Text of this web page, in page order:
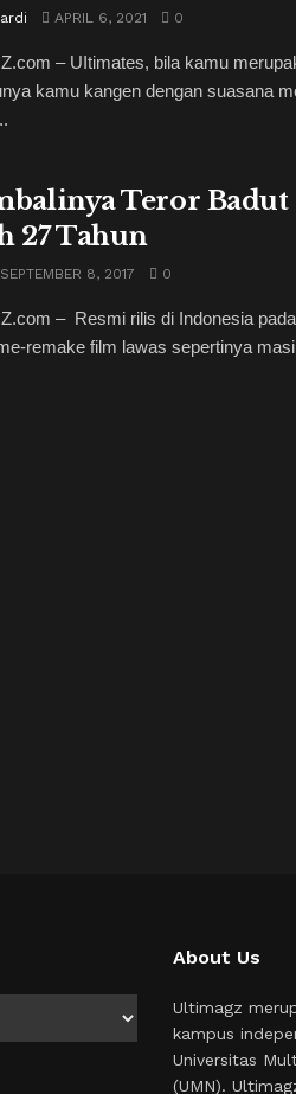
APRIL 6, 2021 0
– UItimates, bila kamu
kamu kangen dengan suasana
Teror Badut
27 Tahun
SEPTEMBER 8, 2017 0
– Resmi rilis di Indonesia
remake film lawas sepertinya
About Us
Ultimagz
kampus
Universitas
(UMN).